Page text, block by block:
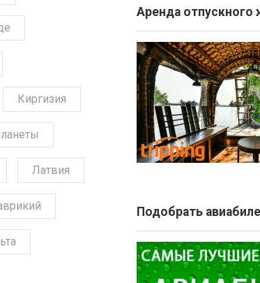
Киргизия
Латвия
Аренда отпускного
Подобрать